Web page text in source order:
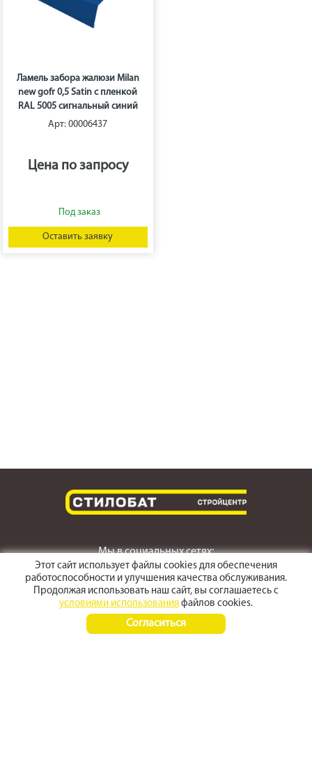
Ламель забора жалюзи Milan
new gofr 0,5 Satin с пленкой
RAL 5005 сигнальный синий
Арт: 00006437
Цена по запросу
Оставить заявку
Мы в социальных сетях:
г. Светлоград,
ул. Пушкина 167
Этот сайт использует файлы cookies для обеспечения
работоспособности и улучшения качества обслуживания.
Продолжая использовать наш сайт, вы соглашаетесь с
условиями использования файлов cookies.
Согласиться